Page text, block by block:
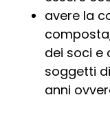
avere la
dei soci e
soggetti
anni